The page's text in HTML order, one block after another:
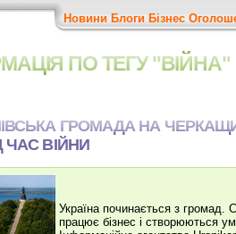
Новини Блоги Бізнес
ПО ТЕГУ "ВІЙНА"
ГРОМАДА НА
ЧАС ВІЙНИ
Україна починається з громад.
працює бізнес і створюються